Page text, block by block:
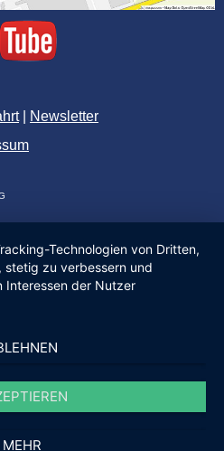
|
Newsletter
Technologien von Dritten,
stetig zu verbessern und
Interessen der Nutzer
MEHR